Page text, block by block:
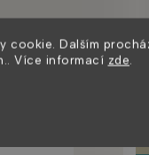
cookie. Dalším
Více informací zde.
také